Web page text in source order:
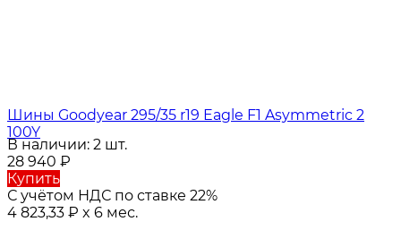
Шины Goodyear 295/35 r19 Eagle F1 Asymmetric 2
100Y
В наличии: 2 шт.
28 940 ₽
Купить
С учётом НДС по ставке 22%
4 823,33 ₽ x 6 мес.